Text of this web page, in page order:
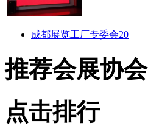
成都展览工厂专委会20
推荐会展协会
点击排行